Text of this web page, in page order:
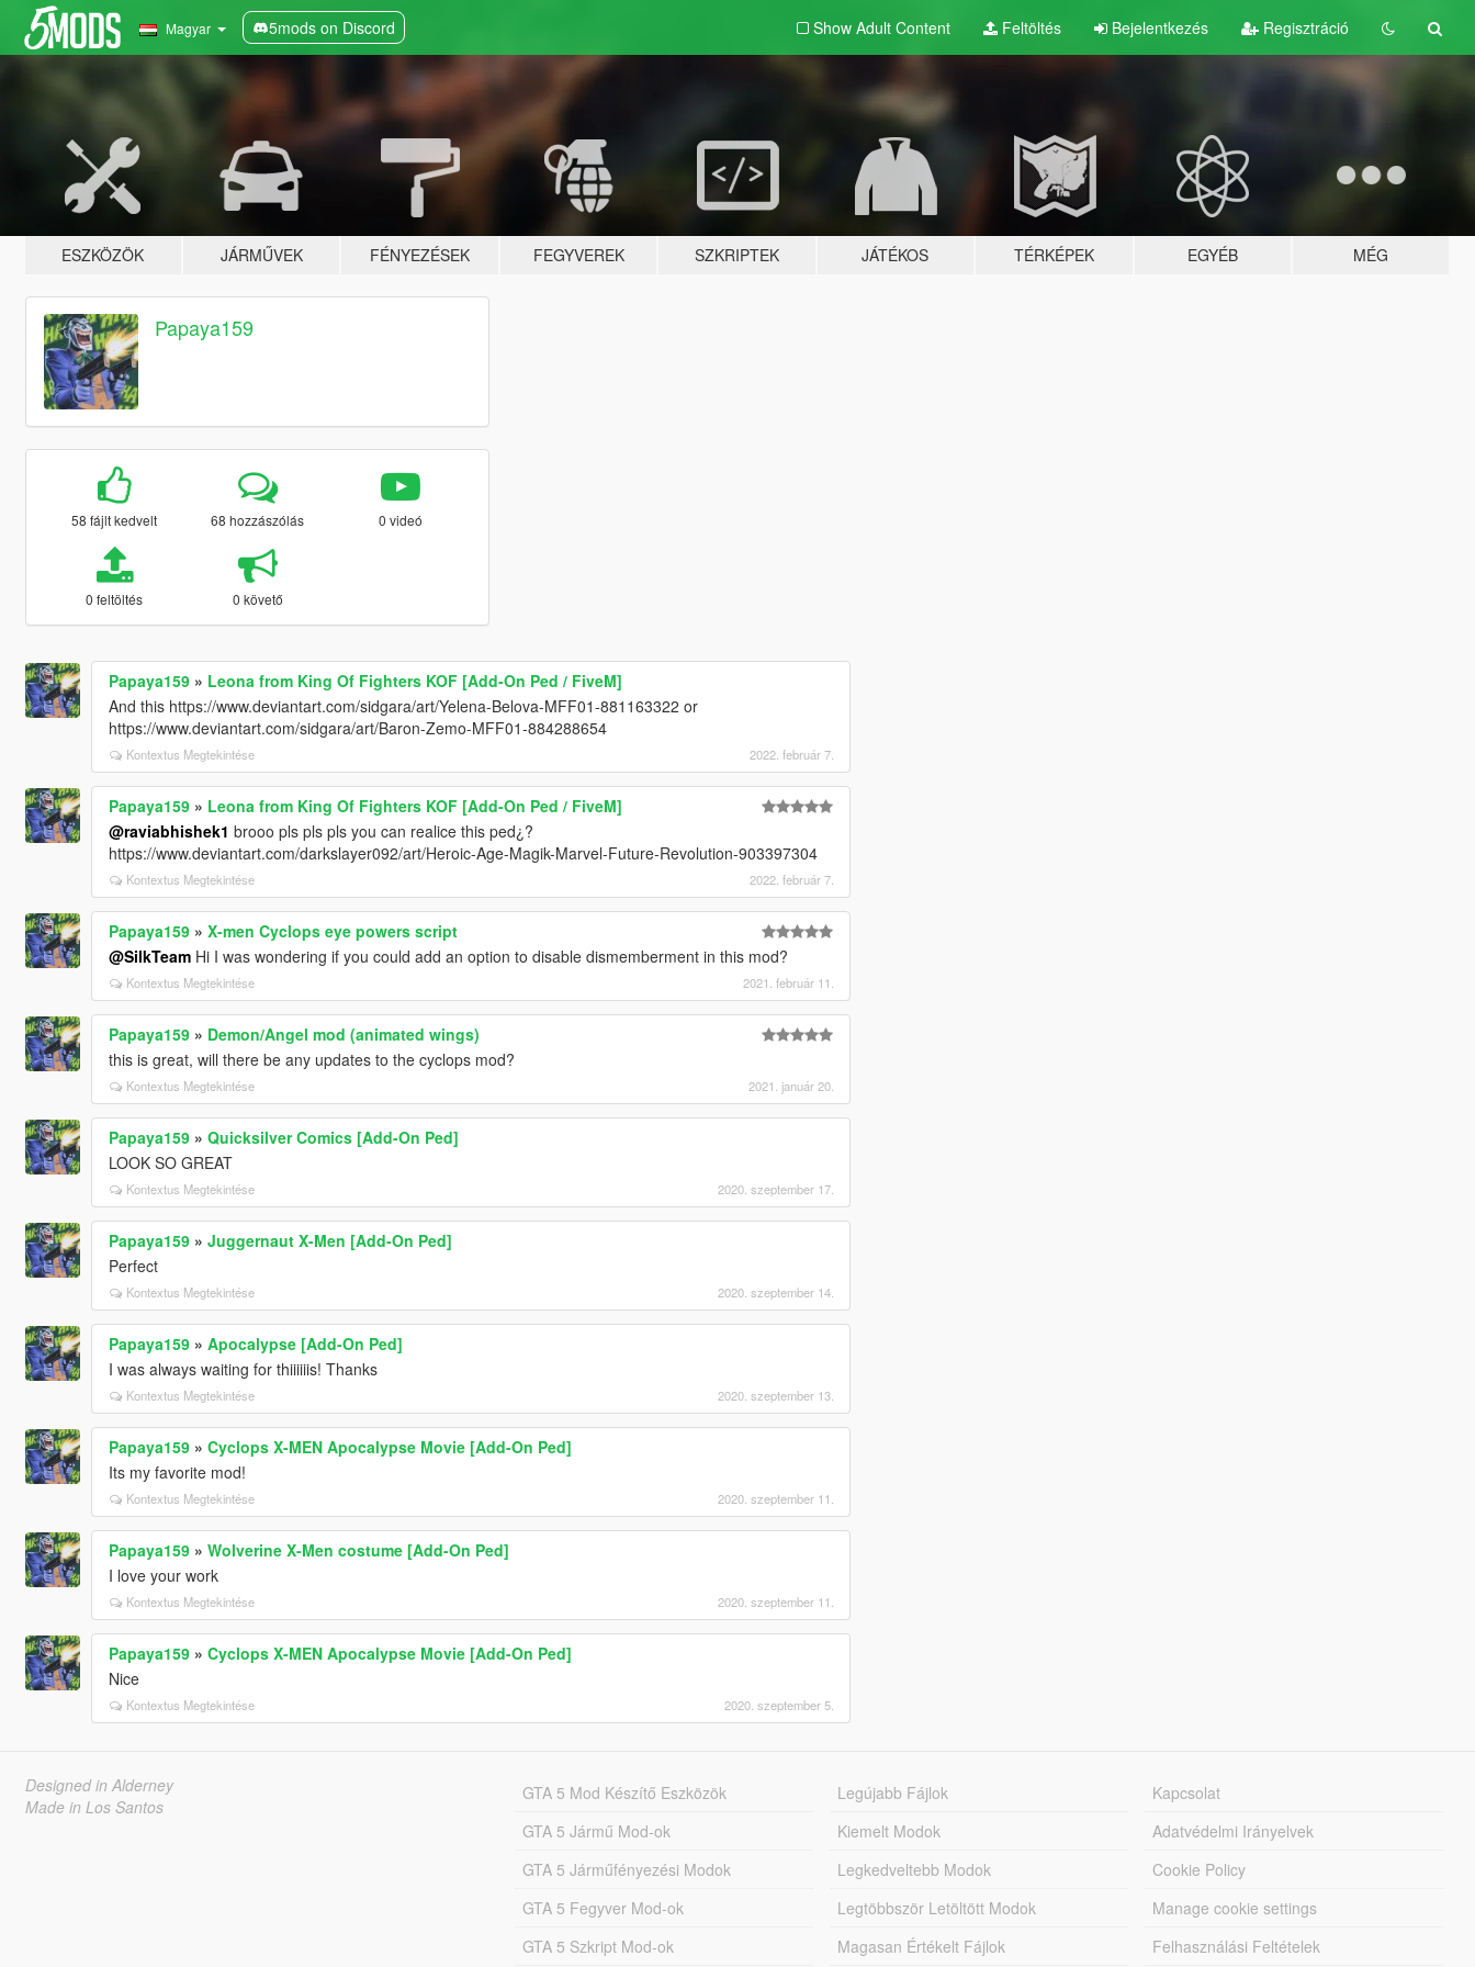
Magyar 5mods on Discord Show Adult Content Feltöltés Bejelentkezés Regisztráció
ESZKÖZÖK JÁRMŰVEK FÉNYEZÉSEK FEGYVEREK SZKRIPTEK JÁTÉKOS TÉRKÉPEK EGYÉB MÉG
Papaya159
58 fájlt kedvelt 68 hozzászólás 0 videó
0 feltöltés 0 követő
Papaya159» Leona from King Of Fighters KOF [Add-On Ped / FiveM]
And this https://www.deviantart.com/sidgara/art/Yelena-Belova-MFF01-881163322 or
https://www.deviantart.com/sidgara/art/Baron-Zemo-MFF01-884288654
Kontextus Megtekintése 2022. február 7.
Papaya159» Leona from King Of Fighters KOF [Add-On Ped / FiveM]
@raviabhishek1 brooo pls pls pls you can realice this ped¿?
https://www.deviantart.com/darkslayer092/art/Heroic-Age-Magik-Marvel-Future-Revolution-903397304
Kontextus Megtekintése 2022. február 7.
Papaya159» X-men Cyclops eye powers script
@SilkTeamHi I was wondering if you could add an option to disable dismemberment in this mod?
Kontextus Megtekintése 2021. február 11.
Papaya159» Demon/Angel mod (animated wings)
this is great, will there be any updates to the cyclops mod?
Kontextus Megtekintése 2021. január 20.
Papaya159» Quicksilver Comics [Add-On Ped]
LOOK SO GREAT
Kontextus Megtekintése 2020. szeptember 17.
Papaya159» Juggernaut X-Men [Add-On Ped]
Perfect
Kontextus Megtekintése 2020. szeptember 14.
Papaya159» Apocalypse [Add-On Ped]
I was always waiting for thiiiiiis! Thanks
Kontextus Megtekintése 2020. szeptember 13.
Papaya159» Cyclops X-MEN Apocalypse Movie [Add-On Ped]
Its my favorite mod!
Kontextus Megtekintése 2020. szeptember 11.
Papaya159» Wolverine X-Men costume [Add-On Ped]
I love your work
Kontextus Megtekintése 2020. szeptember 11.
Papaya159» Cyclops X-MEN Apocalypse Movie [Add-On Ped]
Nice
Kontextus Megtekintése 2020. szeptember 5.
Designed in Alderney
Made in Los Santos
GTA 5 Mod Készítő Eszközök
GTA 5 Jármű Mod-ok
GTA 5 Járműfényezési Modok
GTA 5 Fegyver Mod-ok
GTA 5 Szkript Mod-ok
Legújabb Fájlok
Kiemelt Modok
Legkedveltebb Modok
Legtöbbször Letöltött Modok
Magasan Értékelt Fájlok
Kapcsolat
Adatvédelmi Irányelvek
Cookie Policy
Manage cookie settings
Felhasználási Feltételek